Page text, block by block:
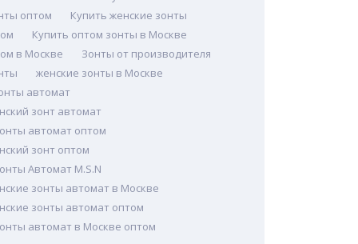
оптом
Купить женские зонты
Купить оптом зонты в Москве
в Москве
Зонты от производителя
женские зонты в Москве
автомат
зонт автомат
автомат оптом
зонт оптом
Автомат M.S.N
зонты автомат в Москве
зонты автомат оптом
автомат в Москве оптом